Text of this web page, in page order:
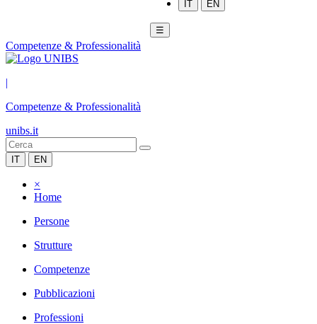
IT EN
☰
Competenze & Professionalità
|
Competenze & Professionalità
unibs.it
IT EN
×
Home
Persone
Strutture
Competenze
Pubblicazioni
Professioni